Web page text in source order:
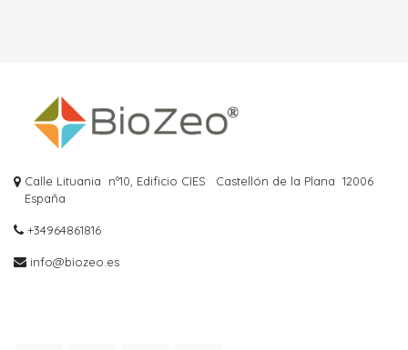
Calle Lituania nº10, Edificio CIES Castellón de la Plana 12006
España
+34964861816
info@biozeo.es